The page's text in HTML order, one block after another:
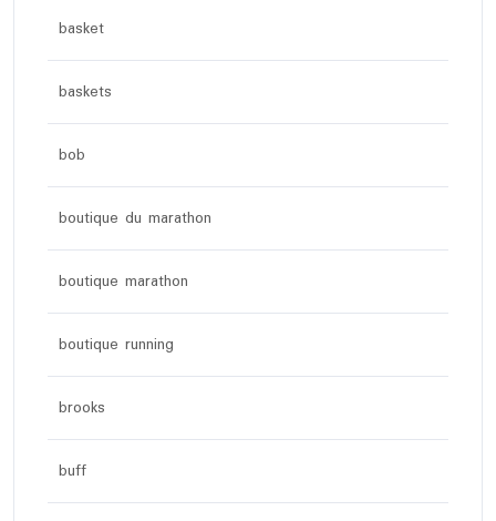
basket
baskets
bob
boutique du marathon
boutique marathon
boutique running
brooks
buff